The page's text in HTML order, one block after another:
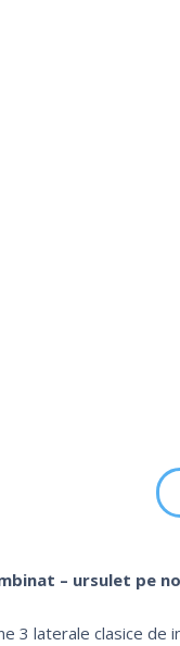
– ursulet pe
3 laterale clasice de